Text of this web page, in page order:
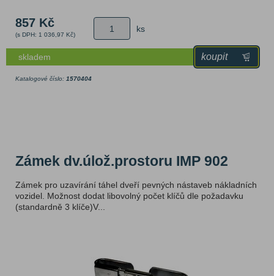
857 Kč
(s DPH: 1 036,97 Kč)
ks
skladem koupit
Katalogové číslo: 1570404
Zámek dv.úlož.prostoru IMP 902
Zámek pro uzavírání táhel dveří pevných nástaveb nákladních
vozidel. Možnost dodat libovolný počet klíčů dle požadavku
(standardně 3 klíče)V...